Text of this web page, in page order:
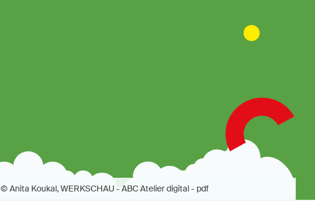
© Anita Koukal, WERKSCHAU - ABC Atelier digital - pdf